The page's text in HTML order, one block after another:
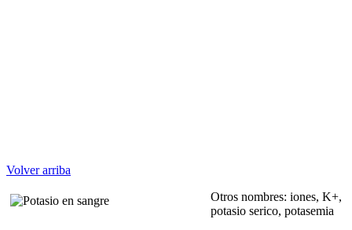
Volver arriba
Otros nombres: iones, K+,
potasio serico, potasemia